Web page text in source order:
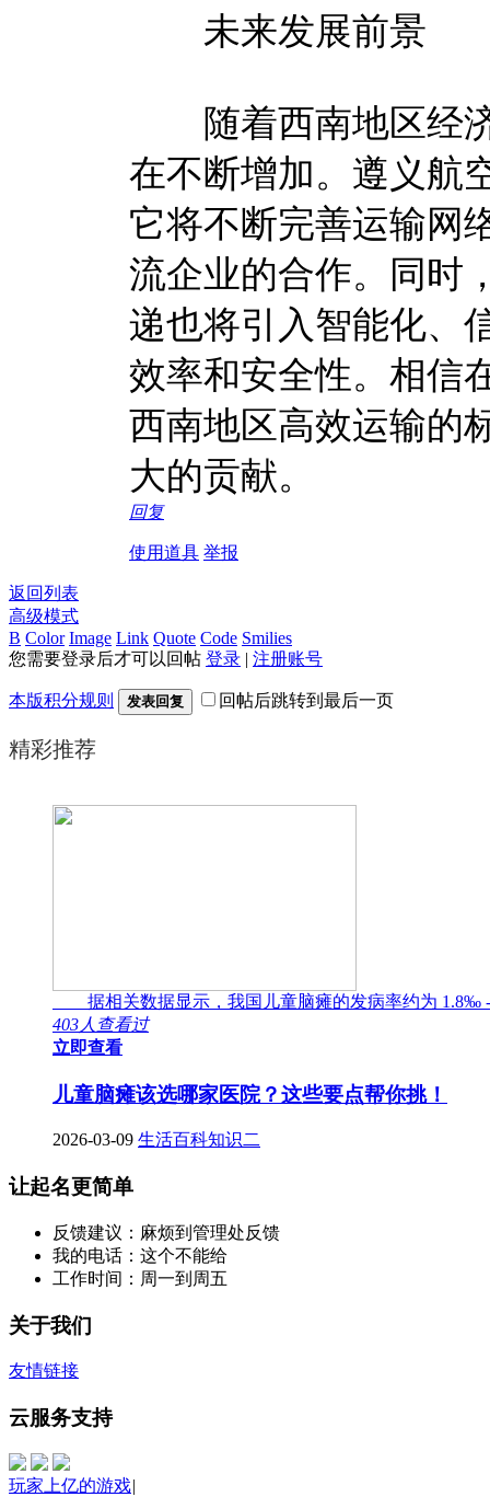
未来发展前景
随着西南地区经济
在不断增加。遵义航
它将不断完善运输网
流企业的合作。同时
递也将引入智能化、
效率和安全性。相信
西南地区高效运输的
大的贡献。
回复
使用道具 举报
返回列表
高级模式
B Color Image Link Quote Code Smilies
您需要登录后才可以回帖 登录 | 注册账号
本版积分规则 发表回复 回帖后跳转到最后一页
精彩推荐
据相关数据显示，我国儿童脑瘫的发病率约为 1.8‰
403人查看过
立即查看
儿童脑瘫该选哪家医院？这些要点帮你挑！
2026-03-09 生活百科知识二
让起名更简单
反馈建议：麻烦到管理处反馈
我的电话：这个不能给
工作时间：周一到周五
关于我们
友情链接
云服务支持
玩家上亿的游戏|